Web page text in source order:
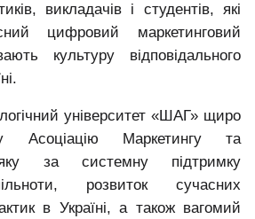
викладачів і студентів, які
цифровий маркетинговий
культуру відповідального
університет «ШАГ» щиро
Асоціацію Маркетингу та
за системну підтримку
розвиток сучасних
в Україні, а також вагомий